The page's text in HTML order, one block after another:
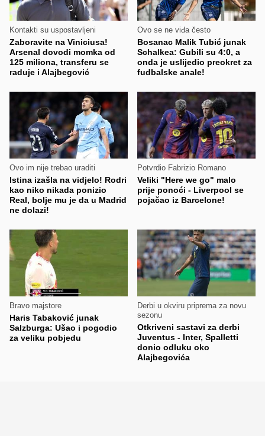
Kontakti su uspostavljeni
Zaboravite na Viniciusa!
Arsenal dovodi momka od
125 miliona, transferu se
raduje i Alajbegović
Ovo se ne viđa često
Bosanac Malik Tubić junak
Schalkea: Gubili su 4:0, a
onda je uslijedio preokret za
fudbalske anale!
Ovo im nije trebao uraditi
Istina izašla na vidjelo! Rodri
kao niko nikada ponizio
Real, bolje mu je da u Madrid
ne dolazi!
Potvrdio Fabrizio Romano
Veliki "Here we go" malo
prije ponoći - Liverpool se
pojačao iz Barcelone!
Bravo majstore
Haris Tabaković junak
Salzburga: Ušao i pogodio
za veliku pobjedu
Derbi u okviru priprema za novu
sezonu
Otkriveni sastavi za derbi
Juventus - Inter, Spalletti
donio odluku oko
Alajbegovića